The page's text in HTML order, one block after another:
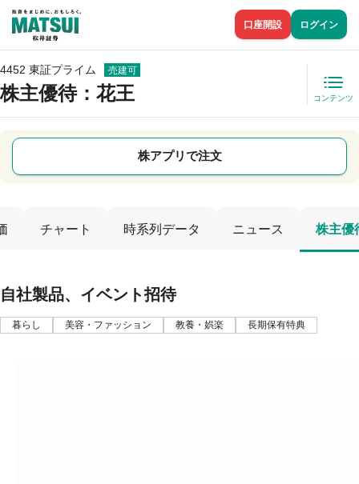
口座開設 ログイン
4452 東証プライム 売建可
株主優待：花王 コンテンツ
株アプリで注文
チャート 時系列データ ニュース 株主優
自社製品、イベント招待
暮らし 美容・ファッション 教養・娯楽 長期保有特典